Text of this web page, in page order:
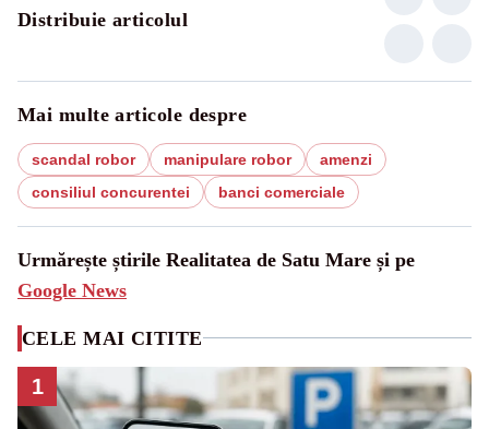
Distribuie articolul
Mai multe articole despre
scandal robor manipulare robor
amenzi
consiliul concurentei
banci comerciale
Urmărește știrile Realitatea de Satu Mare și pe
Google News
CELE MAI CITITE
1